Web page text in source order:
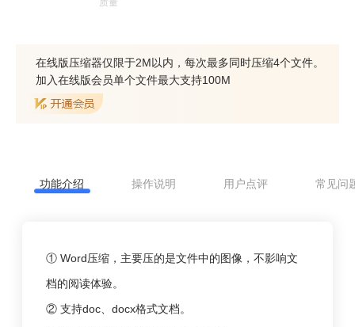
质量
在线版压缩器仅限于2M以内，每次最多同时压缩4个文件。
加入在线版会员单个文件最大支持100M
功能介绍 操作说明 用户点评 常见问
① Word压缩，主要压的是文件中的图像，不影响文
档的阅读体验。
② 支持doc、docx格式文档。